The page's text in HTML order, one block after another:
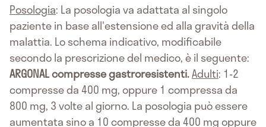
Posologia: La posologia va adattata al singolo
paziente in base all'estensione ed alla gravità della
malattia. Lo schema indicativo, modificabile
secondo la prescrizione del medico, è il seguente:
ARGONAL compresse gastroresistenti.Adulti: 1-2
compresse da 400 mg, oppure 1 compressa da
800 mg, 3 volte al giorno. La posologia può essere
aumentata sino a 10 compresse da 400 mg oppure